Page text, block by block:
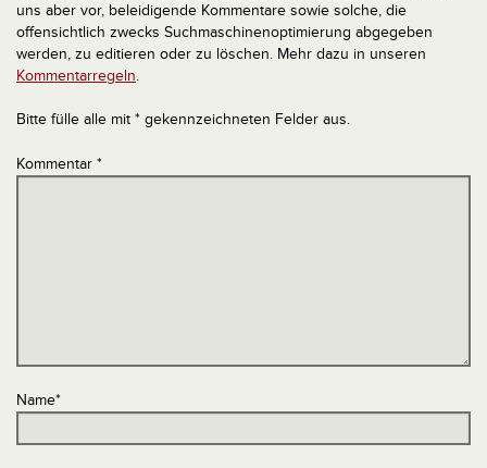
uns aber vor, beleidigende Kommentare sowie solche, die
offensichtlich zwecks Suchmaschinenoptimierung abgegeben
werden, zu editieren oder zu löschen. Mehr dazu in unseren
Kommentarregeln.
Bitte fülle alle mit * gekennzeichneten Felder aus.
Kommentar *
Name*